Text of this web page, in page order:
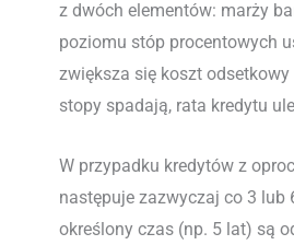
z dwóch elementów: marży
poziomu stóp procentowych
zwiększa się koszt
stopy spadają, rata kredytu
W przypadku kredytów z
następuje zazwyczaj co 3 lub
określony czas (np. 5 lat) są